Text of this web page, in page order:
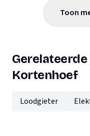
Toon
Kortenhoef
Loodgieter